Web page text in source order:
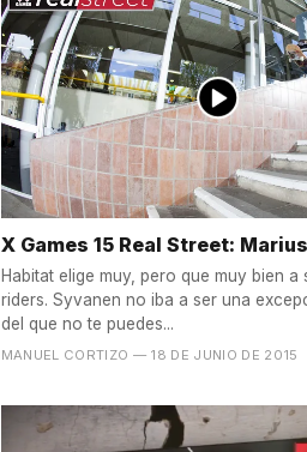
X Games 15 Real Street:
Habitat elige muy, pero que muy bien a
riders. Syvanen no iba a ser una
del que no te puedes...
MANUEL CORTIZO — 18 DE JUNIO DE 2015